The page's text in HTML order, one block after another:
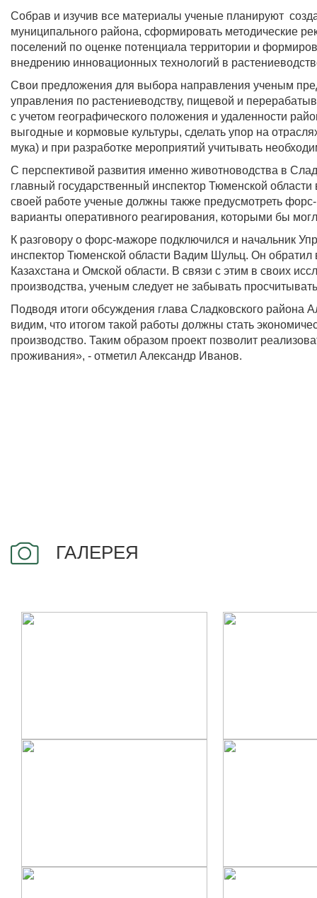
Собрав и изучив все материалы ученые планируют
муниципального района, сформировать методические
поселений по оценке потенциала территории и
внедрению инновационных технологий в
Свои предложения для выбора направления ученым
управления по растениеводству, пищевой и
с учетом географического положения и удаленности
выгодные и кормовые культуры, сделать упор на
мука) и при разработке мероприятий учитывать
С перспективой развития именно животноводства в
главный государственный инспектор Тюменской
своей работе ученые должны также предусмотреть
варианты оперативного реагирования, которыми бы
К разговору о форс-мажоре подключился и начальник
инспектор Тюменской области Вадим Шульц. Он обратил
Казахстана и Омской области. В связи с этим в своих
производства, ученым следует не забывать
Подводя итоги обсуждения глава Сладковского района
видим, что итогом такой работы должны стать
производство. Таким образом проект позволит
проживания», - отметил Александр Иванов.
ГАЛЕРЕЯ